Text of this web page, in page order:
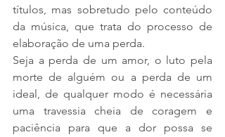
títulos, mas sobretudo pelo conteúdo
da música, que trata do processo de
elaboração de uma perda.
Seja a perda de um amor, o luto pela
morte de alguém ou a perda de um
ideal, de qualquer modo é necessária
uma travessia cheia de coragem e
paciência para que a dor possa se